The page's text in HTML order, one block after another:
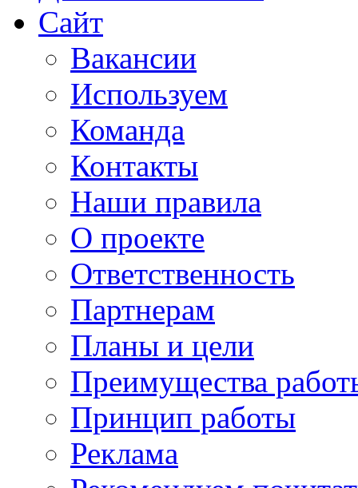
Сайт
Вакансии
Используем
Команда
Контакты
Наши правила
О проекте
Ответственность
Партнерам
Планы и цели
Преимущества
Принцип работы
Реклама